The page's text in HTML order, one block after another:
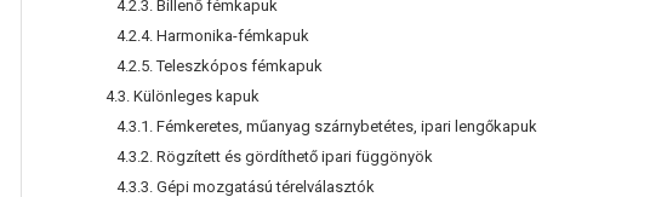
4.2.3. Billenő fémkapuk
4.2.4. Harmonika-fémkapuk
4.2.5. Teleszkópos fémkapuk
4.3. Különleges kapuk
4.3.1. Fémkeretes, műanyag szárnybetétes, ipari lengőkapuk
4.3.2. Rögzített és gördíthető ipari függönyök
4.3.3. Gépi mozgatású térelválasztók